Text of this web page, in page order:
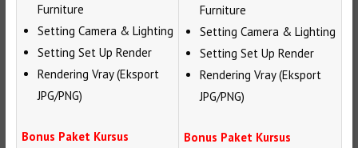
Furniture
Setting Camera & Lighting
Setting Set Up Render
Rendering Vray (Eksport
JPG/PNG)
Bonus Paket Kursus
Furniture
Setting Camera & Lighting
Setting Set Up Render
Rendering Vray (Eksport
JPG/PNG)
Bonus Paket Kursus